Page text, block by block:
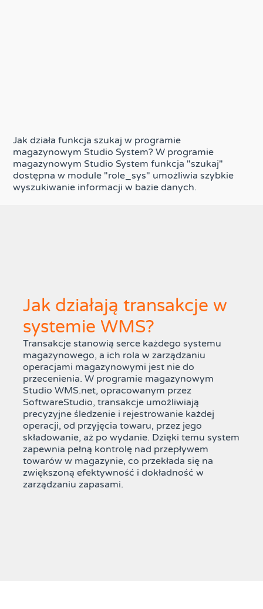
Jak działa funkcja szukaj w programie
magazynowym Studio System? W programie
magazynowym Studio System funkcja "szukaj"
dostępna w module "role_sys" umożliwia szybkie
wyszukiwanie informacji w bazie danych.
Jak działają transakcje w
systemie WMS?
Transakcje stanowią serce każdego systemu
magazynowego, a ich rola w zarządzaniu
operacjami magazynowymi jest nie do
przecenienia. W programie magazynowym
Studio WMS.net, opracowanym przez
SoftwareStudio, transakcje umożliwiają
precyzyjne śledzenie i rejestrowanie każdej
operacji, od przyjęcia towaru, przez jego
składowanie, aż po wydanie. Dzięki temu system
zapewnia pełną kontrolę nad przepływem
towarów w magazynie, co przekłada się na
zwiększoną efektywność i dokładność w
zarządzaniu zapasami.